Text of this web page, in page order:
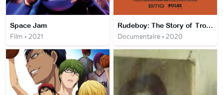
Space Jam
Film • 2021
Rudeboy: The Story of Trojan Records
Documentaire • 2020